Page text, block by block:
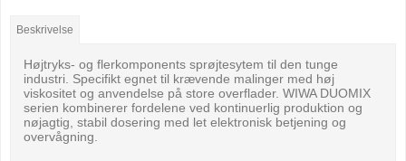
Beskrivelse
Højtryks- og flerkomponents sprøjtesytem til den tunge
industri. Specifikt egnet til krævende malinger med høj
viskositet og anvendelse på store overflader. WIWA DUOMIX
serien kombinerer fordelene ved kontinuerlig produktion og
nøjagtig, stabil dosering med let elektronisk betjening og
overvågning.